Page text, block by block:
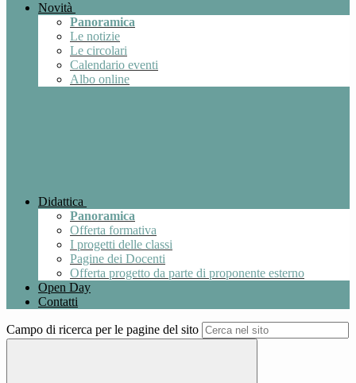
Novità
Panoramica
Le notizie
Le circolari
Calendario eventi
Albo online
Didattica
Panoramica
Offerta formativa
I progetti delle classi
Pagine dei Docenti
Offerta progetto da parte di proponente esterno
Open Day
Contatti
Campo di ricerca per le pagine del sito